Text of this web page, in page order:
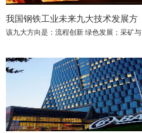
我国钢铁工业未来九大技术发展方
该九大方向是：流程创新 绿色发展；采矿与